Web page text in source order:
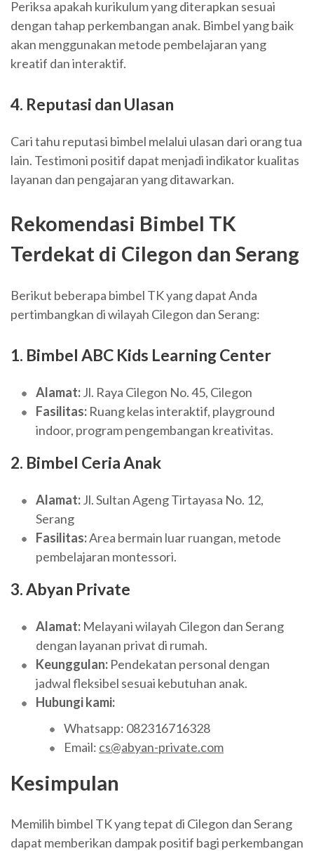
Periksa apakah kurikulum yang diterapkan sesuai
dengan tahap perkembangan anak. Bimbel yang baik
akan menggunakan metode pembelajaran yang
kreatif dan interaktif.
4. Reputasi dan Ulasan
Cari tahu reputasi bimbel melalui ulasan dari orang tua
lain. Testimoni positif dapat menjadi indikator kualitas
layanan dan pengajaran yang ditawarkan.
Rekomendasi Bimbel TK
Terdekat di Cilegon dan Serang
Berikut beberapa bimbel TK yang dapat Anda
pertimbangkan di wilayah Cilegon dan Serang:
1. Bimbel ABC Kids Learning Center
Alamat:Jl. Raya Cilegon No. 45, Cilegon
Fasilitas: Ruang kelas interaktif, playground
indoor, program pengembangan kreativitas.
2. Bimbel Ceria Anak
Alamat:Jl. Sultan Ageng Tirtayasa No. 12,
Serang
Fasilitas:Area bermain luar ruangan, metode
pembelajaran montessori.
3. Abyan Private
Alamat: Melayani wilayah Cilegon dan Serang
dengan layanan privat di rumah.
Keunggulan: Pendekatan personal dengan
jadwal fleksibel sesuai kebutuhan anak.
Hubungi kami:
Whatsapp: 082316716328
Email: cs@abyan-private.com
Kesimpulan
Memilih bimbel TK yang tepat di Cilegon dan Serang
dapat memberikan dampak positif bagi perkembangan